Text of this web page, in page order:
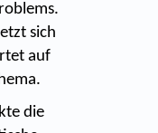
sich
auf
die